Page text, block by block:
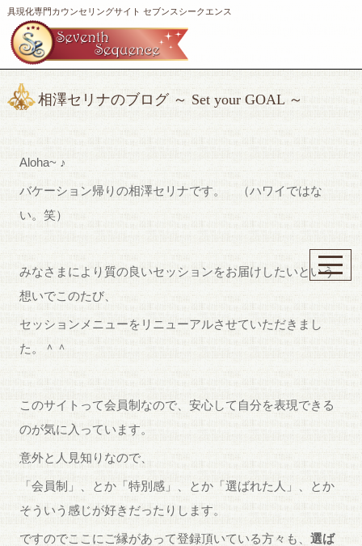
具現化専門カウンセリングサイト セブンスシークエンス
相澤セリナのブログ ～ Set your GOAL ～
Aloha~ ♪
バケーション帰りの相澤セリナです。 （ハワイではな
い。笑）
みなさまにより質の良いセッションをお届けしたいという
想いでこのたび、
セッションメニューをリニューアルさせていただきまし
た。＾＾
このサイトって会員制なので、安心して自分を表現できる
のが気に入っています。
意外と人見知りなので、
「会員制」、とか「特別感」、とか「選ばれた人」、とか
そういう感じが好きだったりします。
ですのでここにご縁があって登録頂いている方々も、選ば